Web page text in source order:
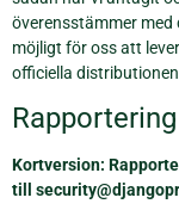
överensstämmer
möjligt för oss att
officiella
Kortversion:
till